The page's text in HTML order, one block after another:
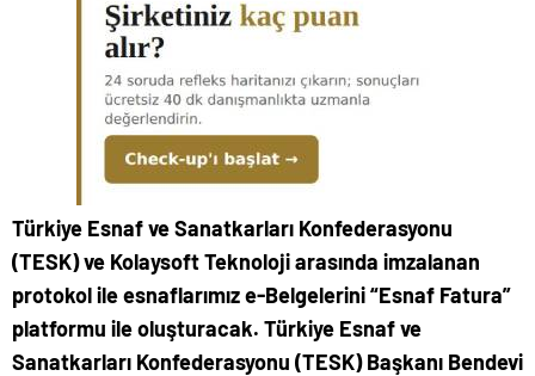
Türkiye Esnaf ve Sanatkarları Konfederasyonu
(TESK)ve Kolaysoft Teknoloji arasında imzalanan
protokol ile esnaflarımız e-Belgelerini “Esnaf Fatura”
platformu ile oluşturacak. Türkiye Esnaf ve
Sanatkarları Konfederasyonu (TESK) Başkanı Bendevi